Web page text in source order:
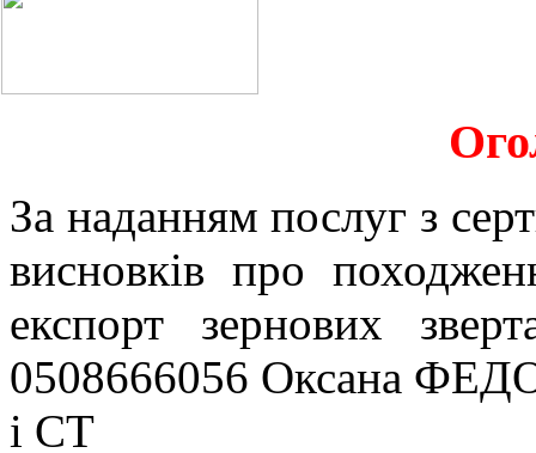
За наданням послуг з
висновків про
експорт зернових
0508666056 Оксана
і СТ